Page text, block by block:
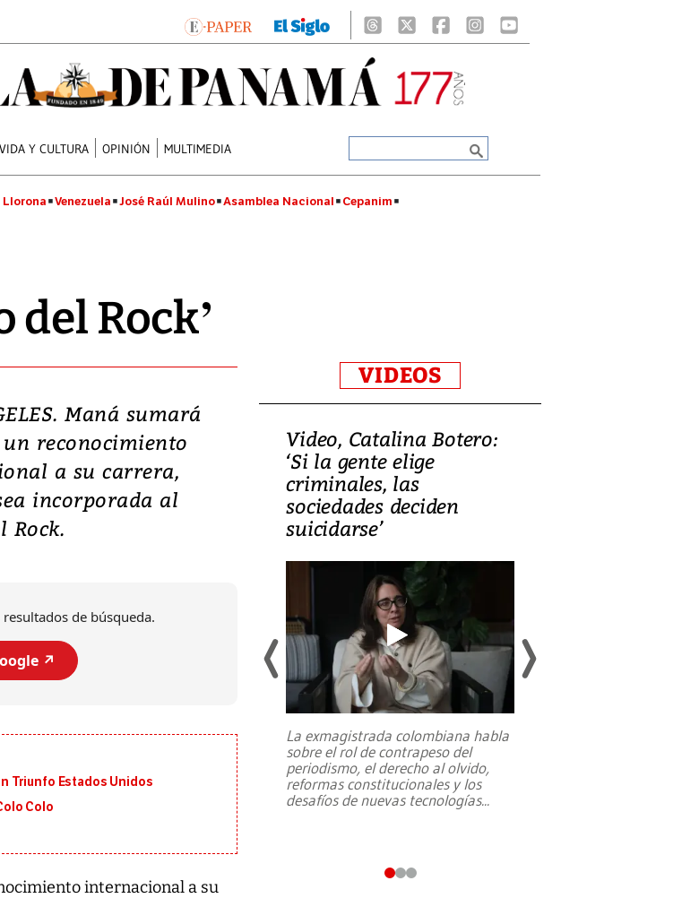
VIDA Y CULTURA OPINIÓN MULTIMEDIA
Llorona Venezuela José Raúl Mulino Asamblea Nacional Cepanim
del Rock’
Maná sumará
reconocimiento
a su carrera,
incorporada al
Rock.
de búsqueda.
↗️
Triunfo Estados Unidos
Colo
internacional a su
VIDEOS
Video, Japón: Terremoto
deja heridos y graves
daños en Kumamoto
al sur de Japón, provocando una
Video, Catalina Botero:
‘Si la gente elige
criminales, las
sociedades deciden
suicidarse’
La exmagistrada colombiana habla
sobre el rol de contrapeso del
periodismo, el derecho al olvido,
reformas constitucionales y los
desafíos de nuevas tecnologías...